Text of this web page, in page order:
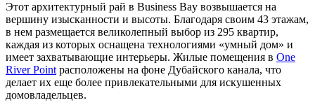
Этот архитектурный рай в Business Bay возвышается на
вершину изысканности и высоты. Благодаря своим 43 этажам,
в нем размещается великолепный выбор из 295 квартир,
каждая из которых оснащена технологиями «умный дом» и
имеет захватывающие интерьеры. Жилые помещения в One
River Point расположены на фоне Дубайского канала, что
делает их еще более привлекательными для искушенных
домовладельцев.